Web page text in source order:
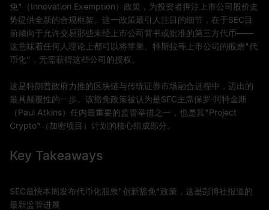
免"（Innovation Exemption）政策，为投资者押注上市公司股价走
势提供全新的合规框架。这一政策最引人注目的细节，在于SEC目
前倾向于允许交易那些未经上市公司背书或批准的第三方代币——
这意味着任何人理论上都可以将苹果、特斯拉等上市公司的股票"代
币化"，无需获得这些公司的授权。
这是特朗普政府力推的区块链与传统证券市场融合进程中，迈出的
最具颠覆性的一步。该豁免政策被认为是SEC主席保罗·阿特金斯
（Paul Atkins）任内最重要的监管举措之一，也是其"Project
Crypto"（加密项目）计划的核心组成部分。
Key Takeaways
SEC最快本周发布代币化股票"创新豁免"政策，这是彭博社报道的
最新监管进展